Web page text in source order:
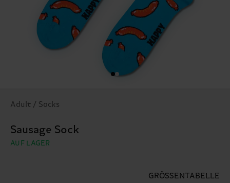
Adult / Socks
Sausage Sock
AUF LAGER
GRÖSSENTABELLE